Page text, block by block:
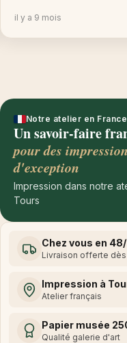
il y a 9 mois
Notre atelier en France
Un savoir-faire
pour des
d'exception
Impression dans notre
Tours
Chez vous en
Livraison offerte
Impression à
Atelier français
Papier musée
Qualité galerie d'art